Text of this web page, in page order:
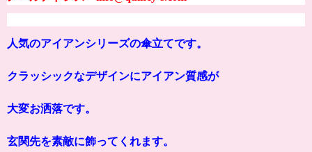
人気のアイアンシリーズの傘立てです。
クラッシックなデザインにアイアン質感が
大変お洒落です。
玄関先を素敵に飾ってくれます。